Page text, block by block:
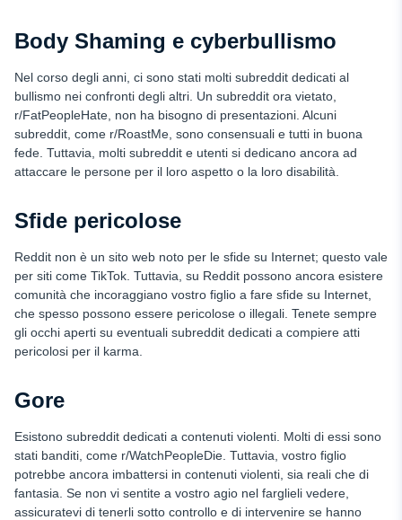
Body Shaming e cyberbullismo
Nel corso degli anni, ci sono stati molti subreddit dedicati al
bullismo nei confronti degli altri. Un subreddit ora vietato,
r/FatPeopleHate, non ha bisogno di presentazioni. Alcuni
subreddit, come r/RoastMe, sono consensuali e tutti in buona
fede. Tuttavia, molti subreddit e utenti si dedicano ancora ad
attaccare le persone per il loro aspetto o la loro disabilità.
Sfide pericolose
Reddit non è un sito web noto per le sfide su Internet; questo vale
per siti come TikTok. Tuttavia, su Reddit possono ancora esistere
comunità che incoraggiano vostro figlio a fare sfide su Internet,
che spesso possono essere pericolose o illegali. Tenete sempre
gli occhi aperti su eventuali subreddit dedicati a compiere atti
pericolosi per il karma.
Gore
Esistono subreddit dedicati a contenuti violenti. Molti di essi sono
stati banditi, come r/WatchPeopleDie. Tuttavia, vostro figlio
potrebbe ancora imbattersi in contenuti violenti, sia reali che di
fantasia. Se non vi sentite a vostro agio nel farglieli vedere,
assicuratevi di tenerli sotto controllo e di intervenire se hanno